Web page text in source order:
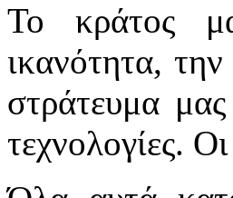
Το κράτος
ικανότητα,
στράτευμα
τεχνολογίες.